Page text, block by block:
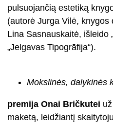
pulsuojančią estetiką
(autorė Jurga Vilė,
Lina Sasnauskaitė, išleido
„Jelgavas Tipogrāfija“).
Mokslinės, dalykinės
premija Onai Bričkutei
maketą, leidžiantį